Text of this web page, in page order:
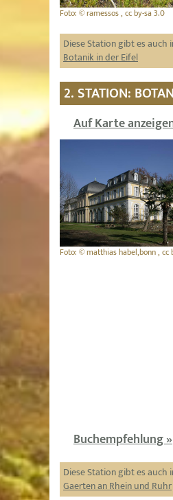
Foto: © ramessos , cc by-sa 3.0
Diese Station gibt es auch
Botanik in der Eifel
2. STATION:
Auf Karte
Foto: © matthias habel,bonn , cc
Buchempfehlung »
Diese Station gibt es auch
Gaerten an Rhein und Ruhr